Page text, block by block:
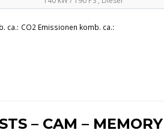
ca.: CO2 Emissionen komb. ca.:
– CAM – MEMORY